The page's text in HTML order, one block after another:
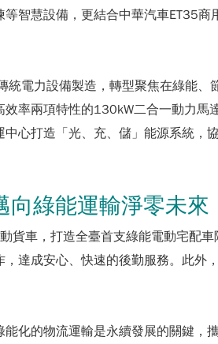
智慧設備，更結合中華汽車ET35
電力設備製造，轉型聚焦在綠能
率兩項特性的130kW二合一動力
心打造「光、充、儲」能源系統
向綠能運輸淨零未來
車，打造全臺首支綠能電動宅配
達成安心、快速的後勤服務。此
化的物流運輸是永續發展的關鍵